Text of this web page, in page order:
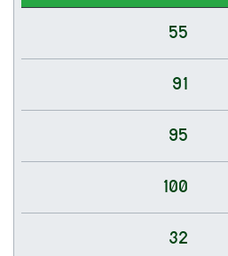
55
91
95
100
32